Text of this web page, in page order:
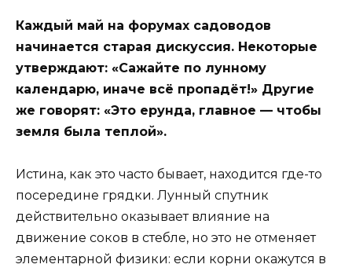
Каждый май на форумах садоводов
начинается старая дискуссия. Некоторые
утверждают: «Сажайте по лунному
календарю, иначе всё пропадёт!» Другие
же говорят: «Это ерунда, главное — чтобы
земля была теплой».
Истина, как это часто бывает, находится где-то
посередине грядки. Лунный спутник
действительно оказывает влияние на
движение соков в стебле, но это не отменяет
элементарной физики: если корни окажутся в